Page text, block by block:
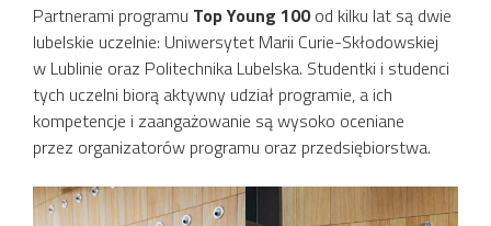
Partnerami programu Top Young 100od kilku lat są dwie
lubelskie uczelnie: Uniwersytet Marii Curie-Skłodowskiej
w Lublinie oraz Politechnika Lubelska. Studentki i studenci
tych uczelni biorą aktywny udział programie, a ich
kompetencje i zaangażowanie są wysoko oceniane
przez organizatorów programu oraz przedsiębiorstwa.